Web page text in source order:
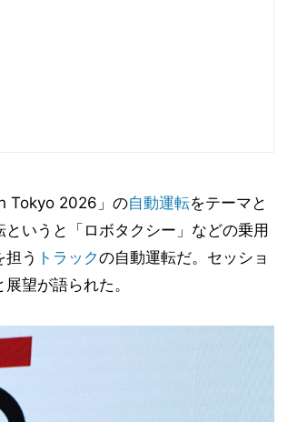
Tokyo 2026」の自動運転をテーマと
いうと「ロボタクシー」などの乗用
う トラックの自動運転だ。セッショ
望が語られた。